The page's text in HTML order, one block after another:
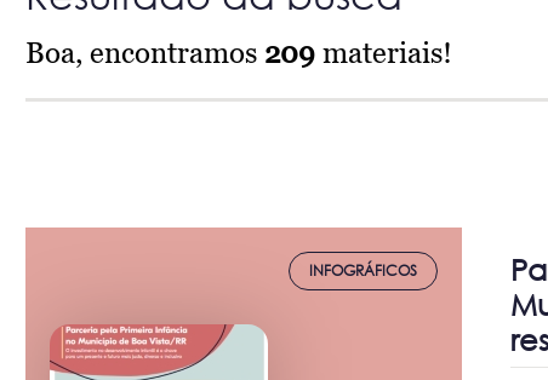
Boa, encontramos 209materiais!
INFOGRÁFICOS